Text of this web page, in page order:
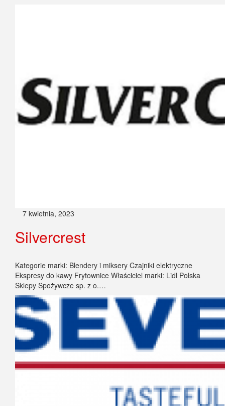
7 kwietnia, 2023
Silvercrest
Kategorie marki: Blendery i miksery Czajniki elektryczne
Ekspresy do kawy Frytownice Właściciel marki: Lidl Polska
Sklepy Spożywcze sp. z o.…